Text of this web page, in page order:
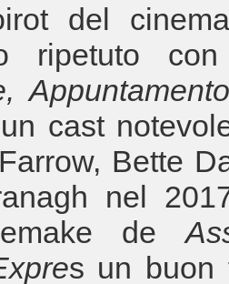
del
ripetuto con
cast
Bette
nel
de
s un buon